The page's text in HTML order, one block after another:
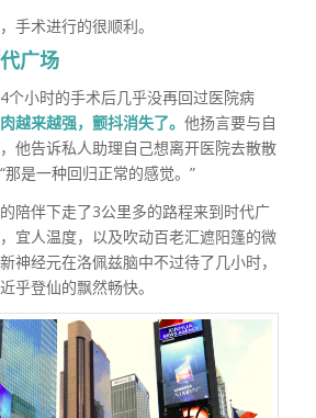
手术进行的很顺利。
广场
个小时的手术后几乎没再回过医院病
越来越强，颤抖消失了。 他扬言要与自
他告诉私人助理自己想离开医院去散散
是一种回归正常的感觉。”
陪伴下走了3公里多的路程来到时代广
宜人温度，以及吹动百老汇遮阳篷的微
神经元在洛佩兹脑中不过待了几小时，
乎登仙的飘然畅快。